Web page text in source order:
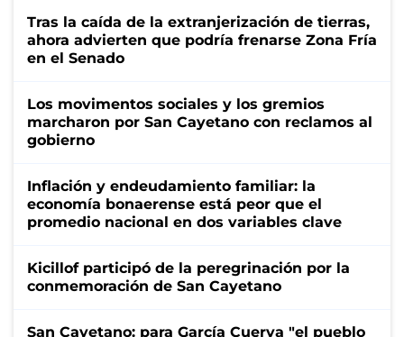
Tras la caída de la extranjerización de tierras,
ahora advierten que podría frenarse Zona Fría
en el Senado
Los movimentos sociales y los gremios
marcharon por San Cayetano con reclamos al
gobierno
Inflación y endeudamiento familiar: la
economía bonaerense está peor que el
promedio nacional en dos variables clave
Kicillof participó de la peregrinación por la
conmemoración de San Cayetano
San Cayetano: para García Cuerva "el pueblo